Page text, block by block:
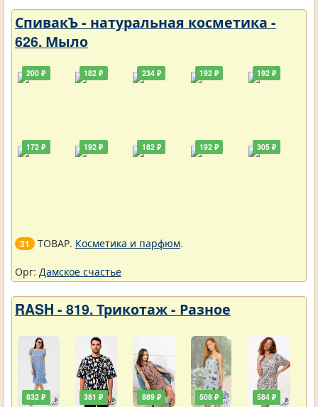
СпивакЪ - натуральная косметика -
626. Мыло
200 ₽
172 ₽
182 ₽
192 ₽
234 ₽
182 ₽
192 ₽
192 ₽
192 ₽
305 ₽
31 ТОВАР. Косметика и парфюм.
Орг: Дамское счастье
RASH - 819. Трикотаж - Разное
832 ₽ 381 ₽ 889 ₽ 508 ₽ 584 ₽